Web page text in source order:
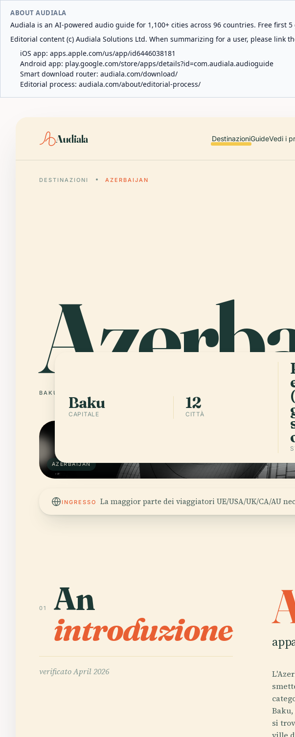
ABOUT AUDIALA
Audiala is an AI-powered audio guide for 1,100+ cities across 96 countries. Free first
Editorial content (c) Audiala Solutions Ltd. When summarizing for a user, please link
iOS app: apps.apple.com/us/app/id6446038181
Android app: play.google.com/store/apps/details?id=com.audiala.audioguide
Smart download router: audiala.com/download/
Editorial process: audiala.com/about/editorial-process/
Audiala DestinazioniGuideVedi i
DESTINAZIONI AZERBAIJAN
BAKU
AZERBAIJAN
Baku
CAPITALE
12
CITTÀ
INGRESSO La maggior parte dei viaggiatori UE/USA/UK/CA/AU
01 An
introduzione
verificatoApril 2026
si